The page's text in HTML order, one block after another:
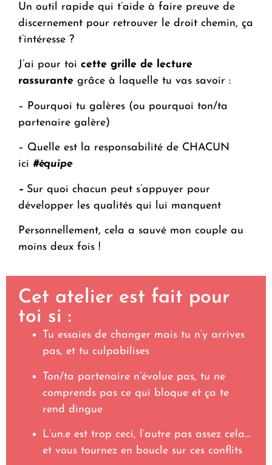
Un outil rapide qui t’aide à faire preuve de
discernement pour retrouver le droit chemin, ça
t’intéresse ?
J’ai pour toi cette grille de lecture
rassurante grâce à laquelle tu vas savoir :
– Pourquoi tu galères (ou pourquoi ton/ta
partenaire galère)
– Quelle est la responsabilité de CHACUN
ici #équipe
– Sur quoi chacun peut s’appuyer pour
développer les qualités qui lui manquent
Personnellement, cela a sauvé mon couple au
moins deux fois !
Cet atelier est fait pour
toi si :
Tu essaies de changer mais tu n’y arrives
pas, et tu culpabilises
Ton/ta partenaire n’évolue pas, tu ne
comprends pas ce qui bloque et ça te
rend dingue
L’un.e est trop ceci, l’autre pas assez cela…
et vous tournez en boucle sur ces conflits